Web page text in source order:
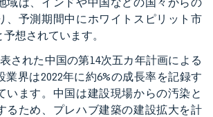
、予測期間中にホワイトスピリット市
想されています。
された中国の第14次五カ年計画による
業界は2022年に約6%の成長率を記録す
います。中国は建設現場からの汚染と
るため、プレハブ建築の建設拡大を計